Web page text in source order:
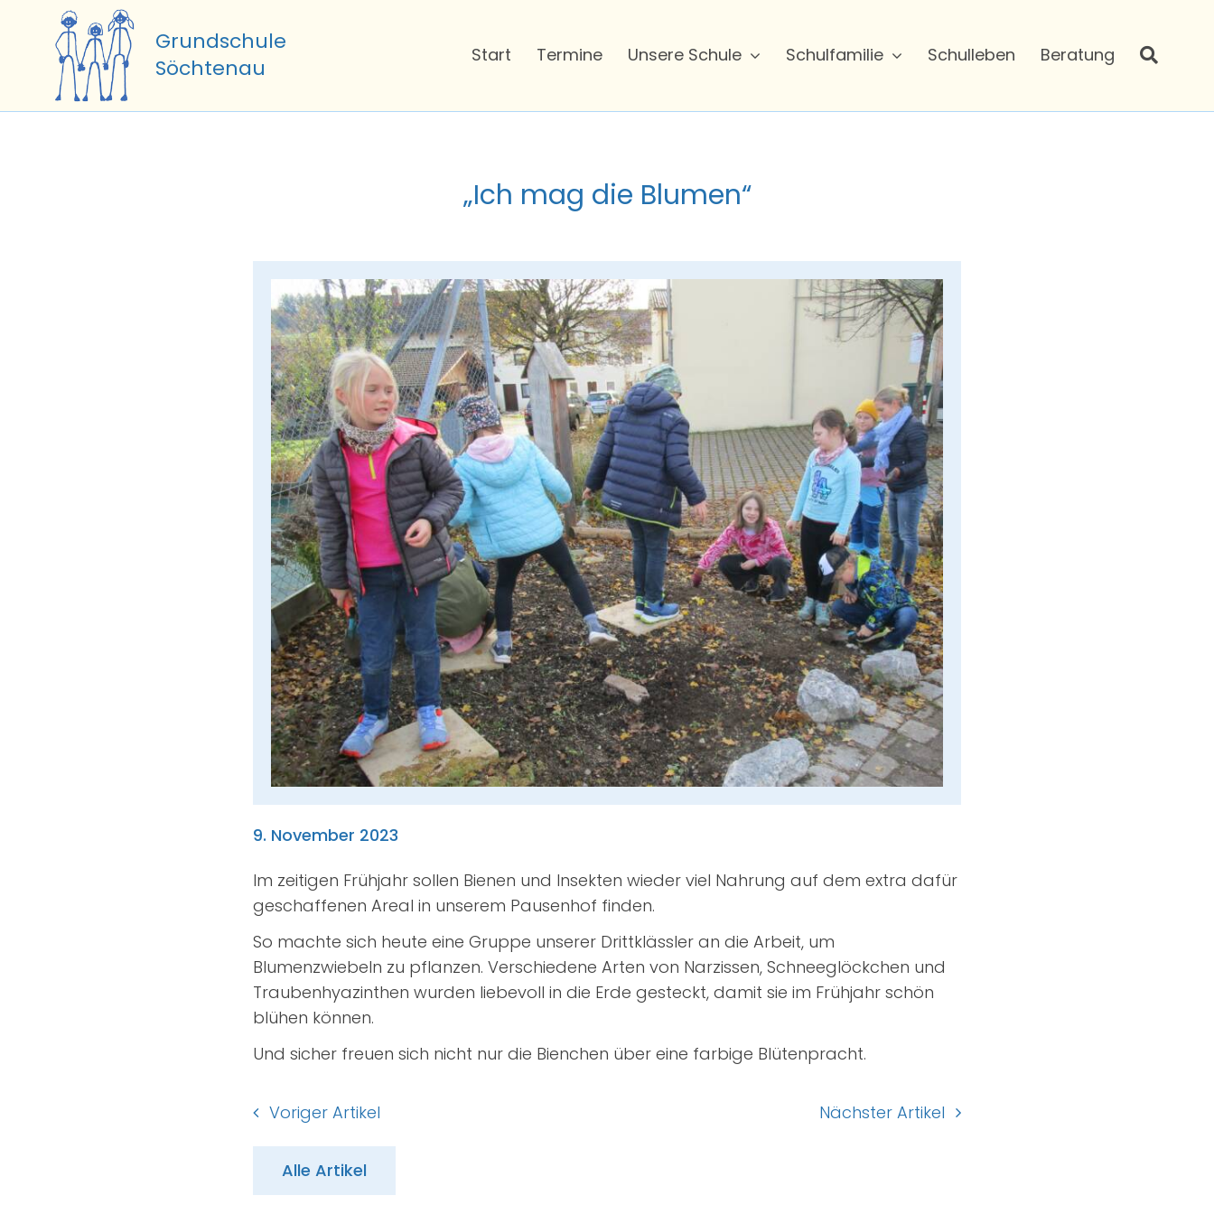
springen
Grundschule
Söchtenau
Start Termine Unsere Schule Schulfamilie Schulleben Beratung
„Ich mag die Blumen“
9. November 2023
Im zeitigen Frühjahr sollen Bienen und Insekten wieder viel Nahrung auf dem extra dafür
geschaffenen Areal in unserem Pausenhof finden.
So machte sich heute eine Gruppe unserer Drittklässler an die Arbeit, um
Blumenzwiebeln zu pflanzen. Verschiedene Arten von Narzissen, Schneeglöckchen und
Traubenhyazinthen wurden liebevoll in die Erde gesteckt, damit sie im Frühjahr schön
blühen können.
Und sicher freuen sich nicht nur die Bienchen über eine farbige Blütenpracht.
Voriger Artikel Nächster Artikel
Alle Artikel